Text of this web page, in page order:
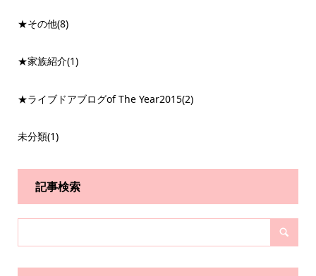
★その他(8)
★家族紹介(1)
★ライブドアブログof The Year2015(2)
未分類(1)
記事検索